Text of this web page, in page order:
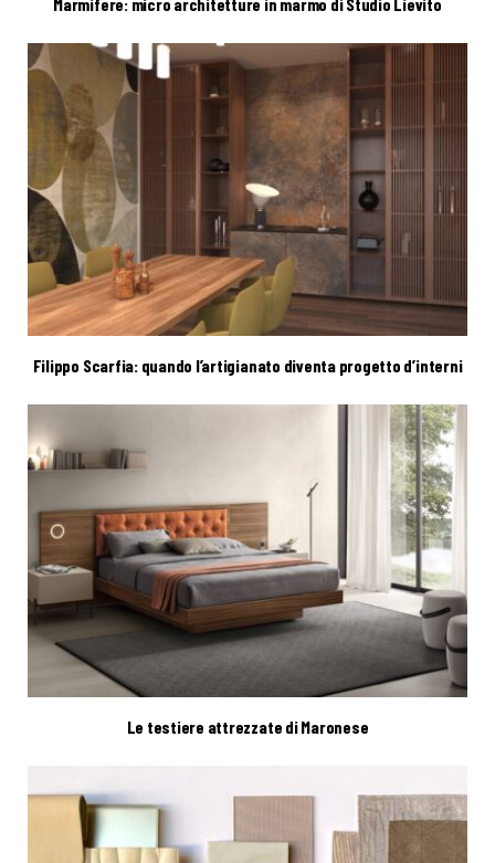
Filippo Scarfia: quando l’artigianato diventa progetto d’interni
Le testiere attrezzate di Maronese